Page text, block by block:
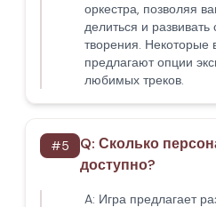
оркестра, позволяя
делиться и
творения. Некоторые
предлагают опции
любимых треков.
#5 Q: Сколько
доступно?
A: Игра предлагает